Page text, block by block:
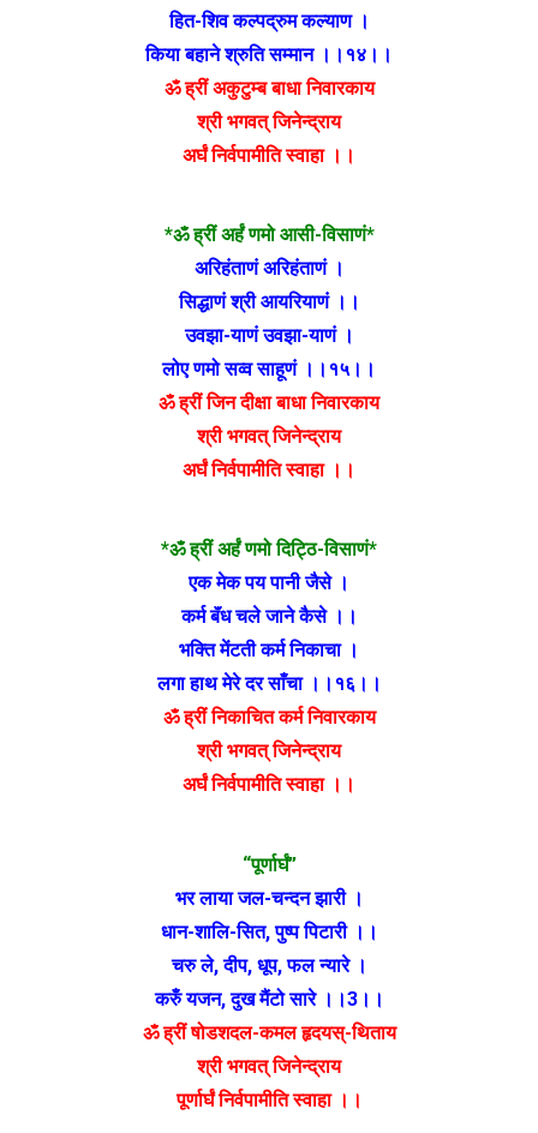
हित-शिव कल्पद्रुम कल्याण ।
किया बहाने श्रुति सम्मान ।।१४।।
ॐ ह्रीं अकुटुम्ब बाधा निवारकाय
श्री भगवत् जिनेन्द्राय
अर्घं निर्वपामीति स्वाहा ।।
*ॐ ह्रीं अर्हं णमो आसी-विसाणं*
अरिहंताणं अरिहंताणं ।
सिद्धाणं श्री आयरियाणं ।।
उवझा-याणं उवझा-याणं ।
लोए णमो सव्व साहूणं ।।१५।।
ॐ ह्रीं जिन दीक्षा बाधा निवारकाय
श्री भगवत् जिनेन्द्राय
अर्घं निर्वपामीति स्वाहा ।।
*ॐ ह्रीं अर्हं णमो दिट्ठि-विसाणं*
एक मेक पय पानी जैसे ।
कर्म बॅंध चले जाने कैसे ।।
भक्ति मेंटती कर्म निकाचा ।
लगा हाथ मेरे दर साँचा ।।१६।।
ॐ ह्रीं निकाचित कर्म निवारकाय
श्री भगवत् जिनेन्द्राय
अर्घं निर्वपामीति स्वाहा ।।
“पूर्णार्घं”
भर लाया जल-चन्दन झारी ।
धान-शालि-सित, पुष्प पिटारी ।।
चरु ले, दीप, धूप, फल न्यारे ।
करुँ यजन, दुख मैंटो सारे ।।3।।
ॐ ह्रीं षोडशदल-कमल हृदयस्-थिताय
श्री भगवत् जिनेन्द्राय
पूर्णार्घं निर्वपामीति स्वाहा ।।